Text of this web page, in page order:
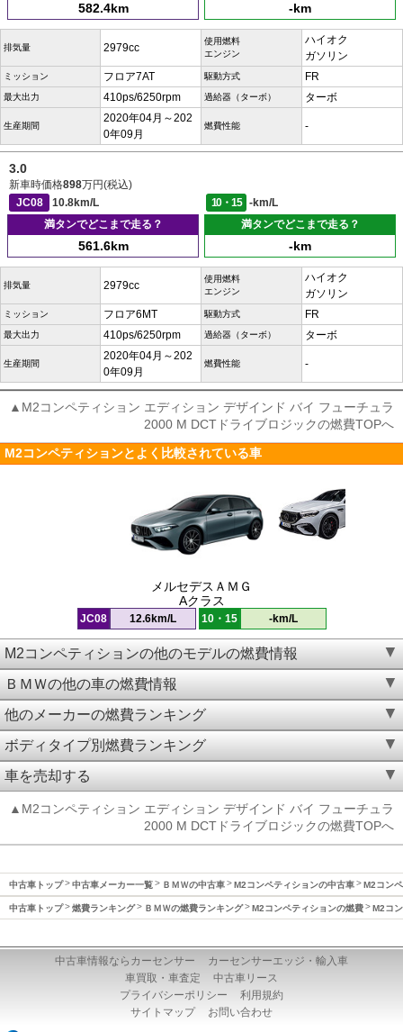
582.4km -km
排気量 2979cc
使用燃料
エンジン
ハイオク
ガソリン
ミッション フロア7AT 駆動方式 FR
最大出力 410ps/6250rpm 過給器（ターボ） ターボ
生産期間
2020年04月～202
0年09月
燃費性能 -
3.0
新車時価格898万円(税込)
JC08
10.8km/L 10・15
-km/L
満タンでどこまで走る？
561.6km
満タンでどこまで走る？
-km
排気量 2979cc
使用燃料
エンジン
ハイオク
ガソリン
ミッション フロア6MT 駆動方式 FR
最大出力 410ps/6250rpm 過給器（ターボ） ターボ
生産期間
2020年04月～202
0年09月
燃費性能 -
▲M2コンペティション エディション デザインド バイ フューチュラ
2000 M DCTドライブロジックの燃費TOPへ
M2コンペティションとよく比較されている車
メルセデスＡＭＧ
Aクラス
JC08 12.6km/L 10・15 -km/L
M2コンペティションの他のモデルの燃費情報
ＢＭＷの他の車の燃費情報
他のメーカーの燃費ランキング
ボディタイプ別燃費ランキング
車を売却する
▲M2コンペティション エディション デザインド バイ フューチュラ
2000 M DCTドライブロジックの燃費TOPへ
中古車トップ 中古車メーカー一覧 ＢＭＷの中古車 M2コンペティションの中古車 M2コン
中古車トップ 燃費ランキング ＢＭＷの燃費ランキング M2コンペティションの燃費 M2コ
中古車情報ならカーセンサー
カーセンサーエッジ・輸入車
車買取・車査定
中古車リース
プライバシーポリシー
利用規約
サイトマップ
お問い合わせ